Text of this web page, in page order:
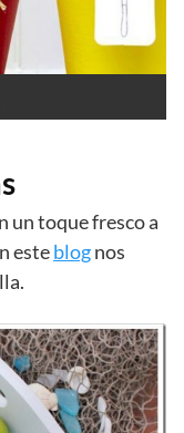
un toque fresco a
esteblognos